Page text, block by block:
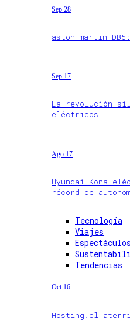
Sep 28
aston martin DB5:
Sep 17
La revolución
eléctricos
Ago 17
Hyundai Kona
récord de
Tecnología
Viajes
Espectáculos
Tendencias
Oct 16
Hosting.cl